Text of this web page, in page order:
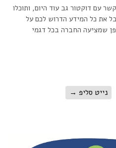
עם דוקטור גב עוד היום, ותוכלו
את כל המידע הדרוש לכם על
שמציעה החברה בכל דגמי
נייט סליפ →